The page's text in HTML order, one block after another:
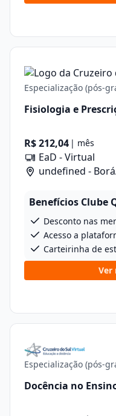
Especialização (pós-
Fisiologia e
R$ 212,04 | mês
EaD - Virtual
undefined -
Benefícios Clube
Desconto nas
Acesso a
Carteirinha de
Ver
Especialização (pós-
Docência no